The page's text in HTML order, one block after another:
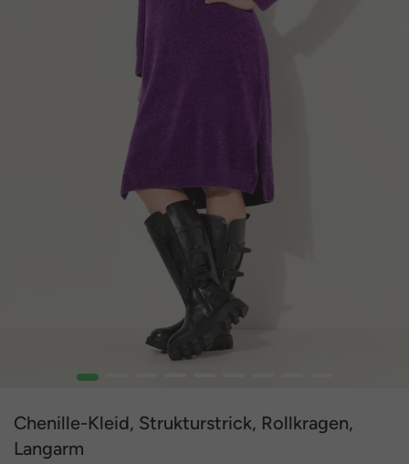
1
Chenille-Kleid, Strukturstrick, Rollkragen,
Langarm